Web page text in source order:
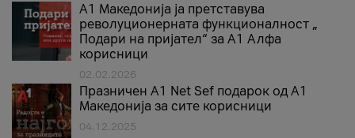
А1 Македонија ја претставува
револуционерната функционалност „
Подари на пријател“ за А1 Алфа
корисници
02.02.2026
Празничен A1 Net Sеf подарок од А1
Македонија за сите корисници
04.12.2025